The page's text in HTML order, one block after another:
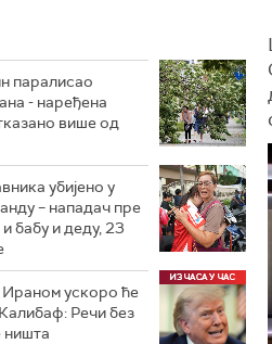
паралисао
- наређена
више од
убијено у
– нападач пре
бабу и деду, 23
Ираном ускоро ће
Речи без
ништа